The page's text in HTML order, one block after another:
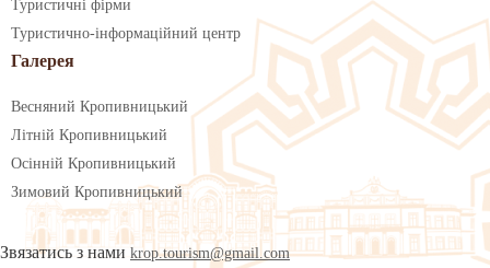
Туристичні фірми
Туристично-інформаційний центр
Галерея
Весняний Кропивницький
Літній Кропивницький
Осінній Кропивницький
Зимовий Кропивницький
Звязатись з нами krop.tourism@gmail.com